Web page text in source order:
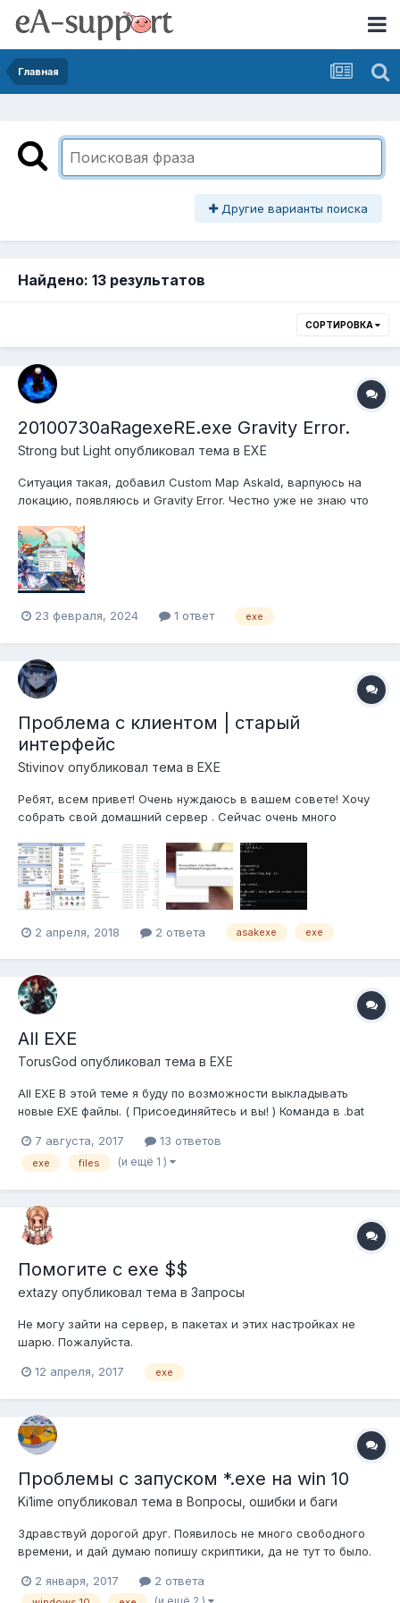
Главная
Другие варианты поиска
Найдено: 13 результатов
СОРТИРОВКА
20100730aRagexeRE.exe Gravity Error.
Strong but Light опубликовал тема в EXE
Ситуация такая, добавил Custom Map Askald, варпуюсь на
локацию, появляюсь и Gravity Error. Честно уже не знаю что
сделал так же несколько раз, заново с 0 всё добавил и
ситуация не изменилась. Помогите? Использую 2010-07-
30aRagexeRE.exe При...
23 февраля, 2024 1 ответ exe
Проблема с клиентом | старый
интерфейс
Stivinov опубликовал тема в EXE
Ребят, всем привет! Очень нуждаюсь в вашем совете! Хочу
собрать свой домашний сервер . Сейчас очень много
затруднительно. Но меня интересует старый интерфейс, что
то вроде олдскула: Первое что я сделал, это нашёл более
менее ра...
2 апреля, 2018 2 ответа asakexe exe
All EXE
TorusGod опубликовал тема в EXE
All EXE В этой теме я буду по возможности выкладывать
новые EXE файлы. ( Присоединяйтесь и вы! ) Команда в .bat
логина и пароля Use SSO Login Packet с помощью программы
NEMO http://nemo.herc.ws/ ) Примеры запуска EXE через ....
7 августа, 2017 13 ответов
exe files (и ещё 1 )
Помогите с ехе $$
extazy опубликовал тема в Запросы
Не могу зайти на сервер, в пакетах и этих настройках не
шарю. Пожалуйста.
12 апреля, 2017 exe
Проблемы с запуском *.exe на win 10
Ki1ime опубликовал тема в Вопросы, ошибки и баги
Здравствуй дорогой друг. Появилось не много свободного
времени, и дай думаю попишу скриптики, да не тут то было.
старому, то и патч тоже должен подойди, но вот *.exe думает
2 января, 2017 2 ответа